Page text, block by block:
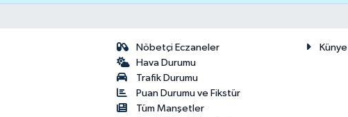
Nöbetçi Eczaneler
Hava Durumu
Trafik Durumu
Puan Durumu ve Fikstür
Tüm Manşetler
Künye